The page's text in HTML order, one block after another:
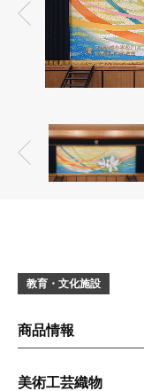
教育・文化施設
商品情報
美術工芸織物